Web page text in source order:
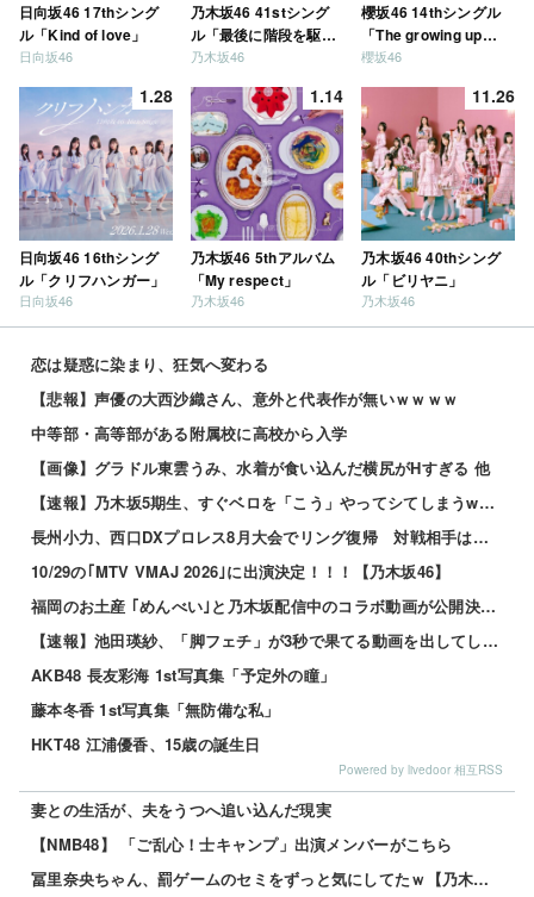
日向坂46 17thシング
ル「Kind of love」
日向坂46
乃木坂46 41stシング
ル「最後に階段を駆け
上がったのはいつ
乃木坂46
櫻坂46 14thシングル
「The growing up
train」
櫻坂46
1.28
日向坂46 16thシング
ル「クリフハンガー」
日向坂46
1.14
乃木坂46 5thアルバム
「My respect」
乃木坂46
11.26
乃木坂46 40thシング
ル「ビリヤニ」
乃木坂46
恋は疑惑に染まり、狂気へ変わる
【悲報】声優の大西沙織さん、意外と代表作が無いｗｗｗｗ
中等部・高等部がある附属校に高校から入学
【画像】グラドル東雲うみ、水着が食い込んだ横尻がHすぎる 他
【速報】乃木坂5期生、すぐベロを「こう」やってシてしまうwwwwww 他
長州小力、西口DXプロレス8月大会でリング復帰 対戦相手はクロちゃん 他
10/29の｢MTV VMAJ 2026｣に出演決定！！！【乃木坂46】
福岡のお土産 ｢めんべい｣と乃木坂配信中のコラボ動画が公開決定！！！【乃木坂46】
【速報】池田瑛紗、「脚フェチ」が3秒で果てる動画を出してしまう・・・
AKB48 長友彩海 1st写真集「予定外の瞳」
藤本冬香 1st写真集「無防備な私」
HKT48 江浦優香、15歳の誕生日
Powered by livedoor 相互RSS
妻との生活が、夫をうつへ追い込んだ現実
【NMB48】 「ご乱心！士キャンプ」出演メンバーがこちら
冨里奈央ちゃん、罰ゲームのセミをずっと気にしてたｗ【乃木坂46】